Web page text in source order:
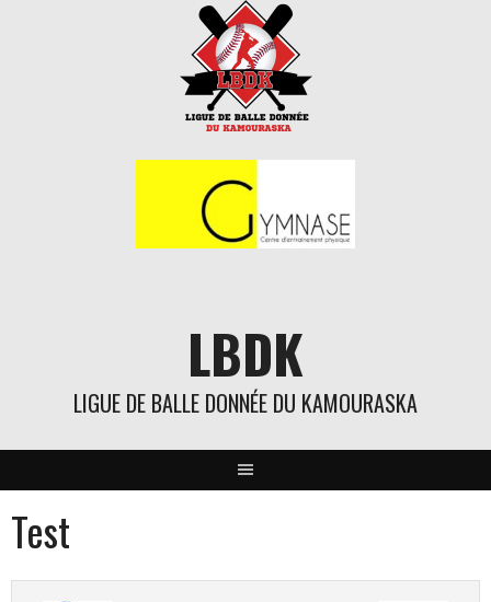
LBDK
LIGUE DE BALLE DONNÉE DU KAMOURASKA
Test